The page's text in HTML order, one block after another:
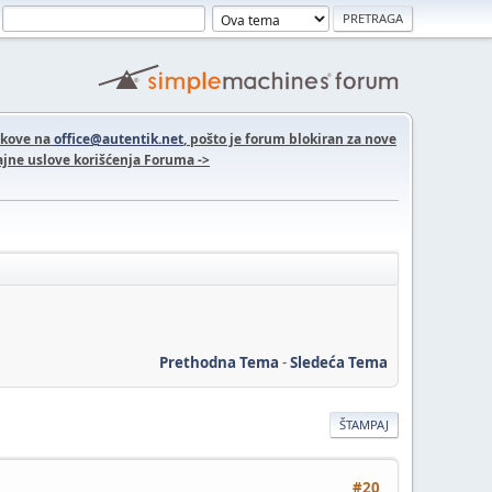
naoffice@autentik.net, pošto je forum blokiran za nove
uslove korišćenja Foruma ->
Prethodna Tema -Sledeća Tema
ŠTAMPAJ
#20